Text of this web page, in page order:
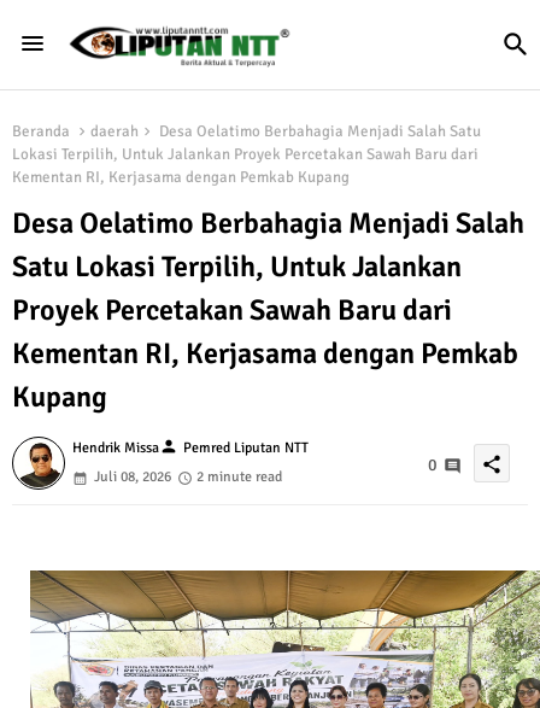
Beranda daerah
Desa Oelatimo Berbahagia Menjadi Salah Satu
Lokasi Terpilih, Untuk Jalankan Proyek Percetakan Sawah Baru dari
Kementan RI, Kerjasama dengan Pemkab Kupang
Desa Oelatimo Berbahagia Menjadi Salah
Satu Lokasi Terpilih, Untuk Jalankan
Proyek Percetakan Sawah Baru dari
Kementan RI, Kerjasama dengan Pemkab
Kupang
Hendrik Missaperson Pemred Liputan NTT
Juli 08, 2026
2 minute read
0 share